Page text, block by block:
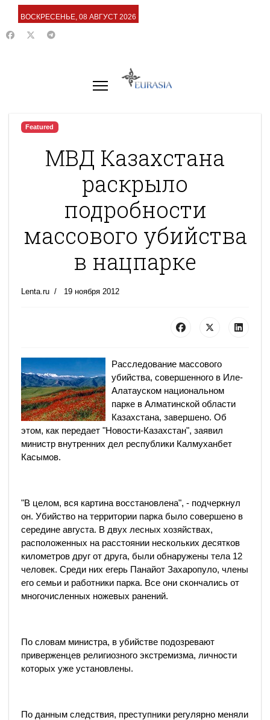
ВОСКРЕСЕНЬЕ, 08 АВГУСТ 2026
Featured
МВД Казахстана
раскрыло
подробности
массового убийства
в нацпарке
Lenta.ru 19 ноября 2012
Расследование массового
убийства, совершенного в Иле-
Алатауском национальном
парке в Алматинской области
Казахстана, завершено. Об
этом, как передает "Новости-Казахстан", заявил
министр внутренних дел республики Калмуханбет
Касымов.
"В целом, вся картина восстановлена", - подчеркнул
он. Убийство на территории парка было совершено в
середине августа. В двух лесных хозяйствах,
расположенных на расстоянии нескольких десятков
километров друг от друга, были обнаружены тела 12
человек. Среди них егерь Панайот Захаропуло, члены
его семьи и работники парка. Все они скончались от
многочисленных ножевых ранений.
По словам министра, в убийстве подозревают
приверженцев религиозного экстремизма, личности
которых уже установлены.
По данным следствия, преступники регулярно меняли